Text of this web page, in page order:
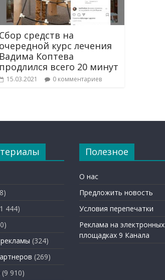
Сбор средств на
очередной курс лечения
Вадима Коптева
продлился всего 20 минут
15.03.2021 0 комментариев
444)
(324)
(269)
(9 910)
Полезное
О нас
Предложить новость
Условия перепечатки
Реклама на электронных
площадках 9 Канала